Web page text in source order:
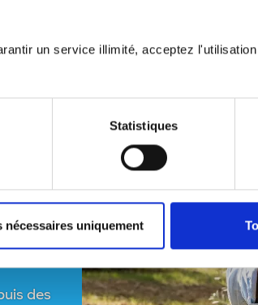
un service illimité, acceptez
Statistiques
nécessaires uniquement
à un
en
des